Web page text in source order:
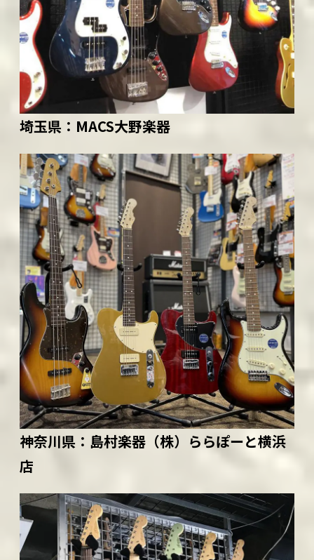
埼玉県： MACS大野楽器
神奈川県： 島村楽器（株）ららぽーと横浜
店